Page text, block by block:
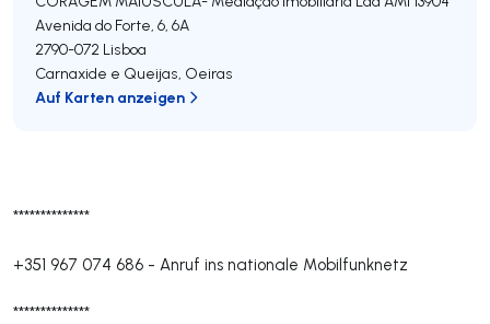
**************
+351 967 074 686 - Anruf ins nationale Mobilfunknetz
**************
Avenida do Forte, 6, 6A
2790-072 Lisboa
Carnaxide e Queijas, Oeiras
Auf Karten anzeigen